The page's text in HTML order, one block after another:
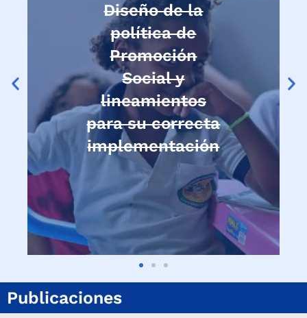
Diseño de la
política de
Promoción
Social y
lineamientos
para su correcta
implementación
Publicaciones